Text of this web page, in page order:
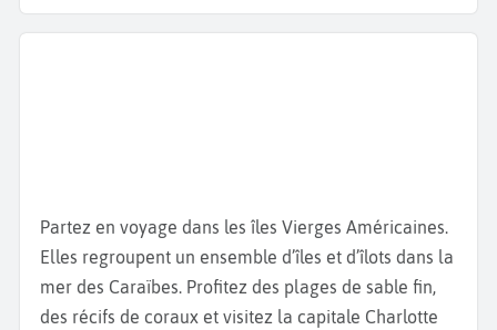
bâtiment le plus ancien de l’île. Ce monument
capitale à pied ou en vélo. Savourez des spécialités
locales comme legoat waterou le callaloodans les
restaurants raffinés de la ville. Vous pourrez aussi
parcourir les nombreuses boutiques détaxées et
Partez en voyage dans les îles Vierges Américaines.
Elles regroupent un ensemble d’îles et d’îlots dans la
mer des Caraïbes. Profitez des plages de sable fin,
des récifs de coraux et visitez la capitale Charlotte